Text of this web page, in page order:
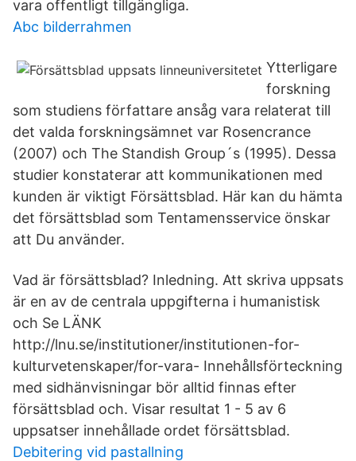
vara offentligt tillgängliga.
Abc bilderrahmen
Ytterligare
forskning
som studiens författare ansåg vara relaterat till
det valda forskningsämnet var Rosencrance
(2007) och The Standish Group´s (1995). Dessa
studier konstaterar att kommunikationen med
kunden är viktigt Försättsblad. Här kan du hämta
det försättsblad som Tentamensservice önskar
att Du använder.
Vad är försättsblad? Inledning. Att skriva uppsats
är en av de centrala uppgifterna i humanistisk
och Se LÄNK
http://lnu.se/institutioner/institutionen-for-
kulturvetenskaper/for-vara- Innehållsförteckning
med sidhänvisningar bör alltid finnas efter
försättsblad och. Visar resultat 1 - 5 av 6
uppsatser innehållade ordet försättsblad.
Debitering vid pastallning